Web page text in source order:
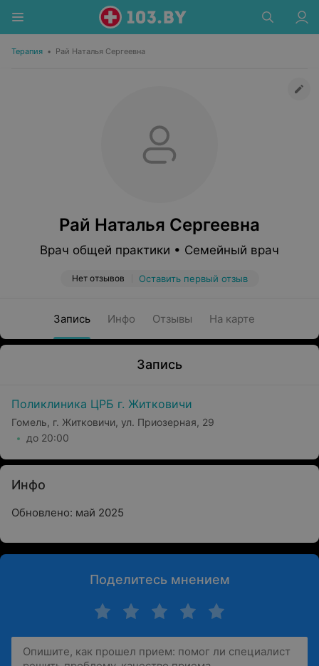
Терапия • Рай Наталья Сергеевна
Рай Наталья Сергеевна
Врач общей практики • Семейный врач
Нет отзывов Оставить первый отзыв
Запись Инфо Отзывы На карте
Запись
Поликлиника ЦРБ г. Житковичи
Гомель, г. Житковичи, ул. Приозерная, 29
до 20:00
Инфо
Обновлено: май 2025
Поделитесь мнением